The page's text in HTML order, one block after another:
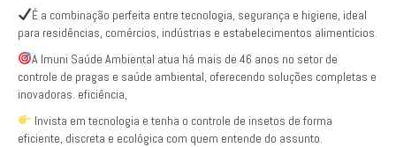
É a combinação perfeita entre tecnologia, segurança e higiene, ideal
para residências, comércios, indústrias e estabelecimentos alimentícios.
A Imuni Saúde Ambiental atua há mais de 46 anos no setor de
controle de pragas e saúde ambiental, oferecendo soluções completas e
inovadoras. eficiência,
Invista em tecnologia e tenha o controle de insetos de forma
eficiente, discreta e ecológica com quem entende do assunto.